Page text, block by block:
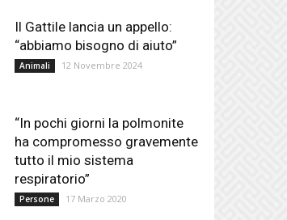
Il Gattile lancia un appello:
“abbiamo bisogno di aiuto”
Animali 12 Novembre 2024
“In pochi giorni la polmonite
ha compromesso gravemente
tutto il mio sistema
respiratorio”
Persone 17 Marzo 2020